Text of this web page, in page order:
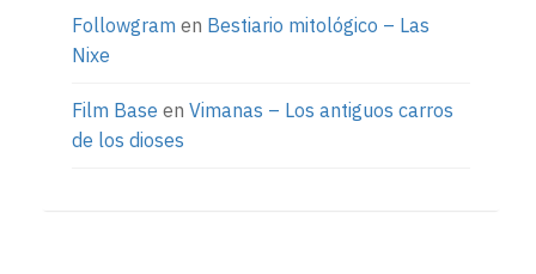
Followgram en Bestiario mitológico – Las
Nixe
Film Base en Vimanas – Los antiguos carros
de los dioses